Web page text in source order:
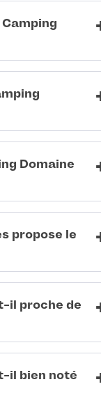
Domaine
propose le
il proche de
il bien noté